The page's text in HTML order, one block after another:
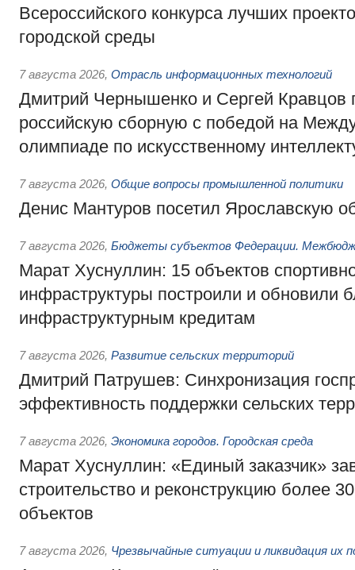
Всероссийского конкурса лучших
городской среды
7 августа 2026, Отрасль информационных технологий
Дмитрий Чернышенко и Сергей Кравцов
российскую сборную с победой на
олимпиаде по искусственному
7 августа 2026, Общие вопросы промышленной политики
Денис Мантуров посетил Ярославскую
7 августа 2026, Бюджеты субъектов Федерации.
Марат Хуснуллин: 15 объектов
инфраструктуры построили и обновили
инфраструктурным кредитам
7 августа 2026, Развитие сельских территорий
Дмитрий Патрушев: Синхронизация
эффективность поддержки сельских
7 августа 2026, Экономика городов. Городская среда
Марат Хуснуллин: «Единый заказчик»
строительство и реконструкцию более
объектов
7 августа 2026, Чрезвычайные ситуации и ликвидация их